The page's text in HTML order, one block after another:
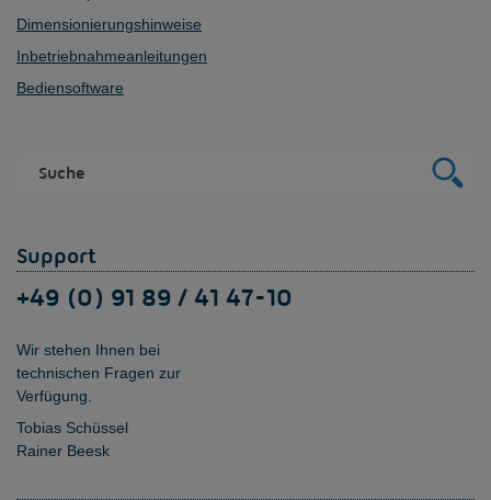
Dimensionierungshinweise
Inbetriebnahmeanleitungen
Bediensoftware
Support
+49 (0) 91 89 / 41 47-10
Wir stehen Ihnen bei
technischen Fragen zur
Verfügung.
Tobias Schüssel
Rainer Beesk